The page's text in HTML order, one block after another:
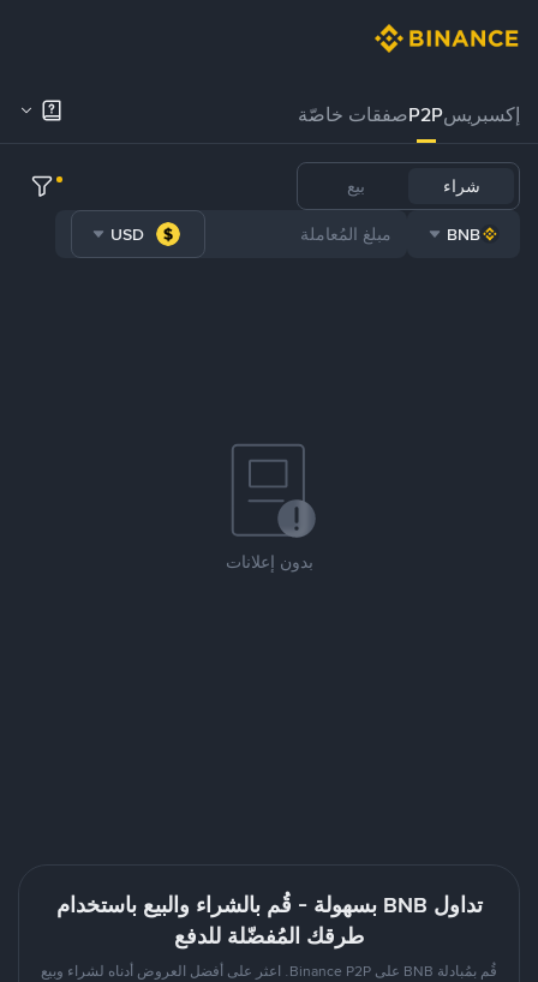
إكسبريسP2Pصفقات خاصّة
شراء بيع
BNB
USD
بدون إعلانات
تداول BNB بسهولة - قُم بالشراء والبيع باستخدام
طرقك المُفضّلة للدفع
قُم بمُبادلة BNB على Binance P2P. اعثر على أفضل العروض أدناه لشراء وبيع